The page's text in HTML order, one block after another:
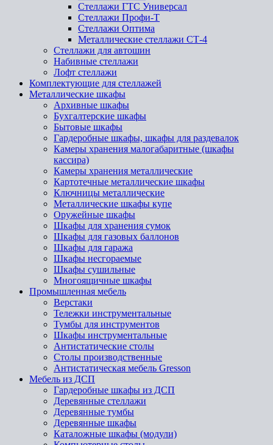
Стеллажи ГТС Универсал
Стеллажи Профи-Т
Стеллажи Оптима
Металлические стеллажи СТ-4
Стеллажи для автошин
Набивные стеллажи
Лофт стеллажи
Комплектующие для стеллажей
Металлические шкафы
Архивные шкафы
Бухгалтерские шкафы
Бытовые шкафы
Гардеробные шкафы, шкафы для раздевалок
Камеры хранения малогабаритные (шкафы
кассира)
Камеры хранения металлические
Картотечные металлические шкафы
Ключницы металлические
Металлические шкафы купе
Оружейные шкафы
Шкафы для хранения сумок
Шкафы для газовых баллонов
Шкафы для гаража
Шкафы несгораемые
Шкафы сушильные
Многоящичные шкафы
Промышленная мебель
Верстаки
Тележки инструментальные
Тумбы для инструментов
Шкафы инструментальные
Антистатические столы
Столы производственные
Антистатическая мебель Gresson
Мебель из ДСП
Гардеробные шкафы из ДСП
Деревянные стеллажи
Деревянные тумбы
Деревянные шкафы
Каталожные шкафы (модули)